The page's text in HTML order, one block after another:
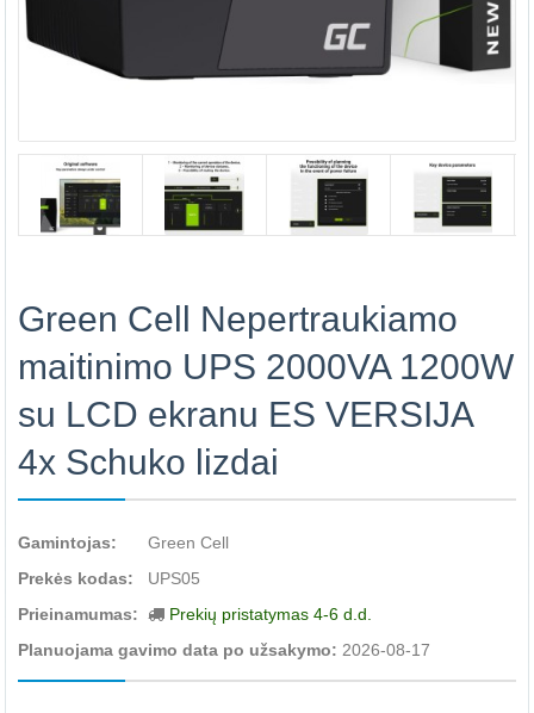
Green Cell Nepertraukiamo
maitinimo UPS 2000VA 1200W
su LCD ekranu ES VERSIJA
4x Schuko lizdai
Gamintojas:
Green Cell
Prekės kodas:
UPS05
Prieinamumas:
Prekių pristatymas 4-6 d.d.
Planuojama gavimo data po užsakymo: 2026-08-17